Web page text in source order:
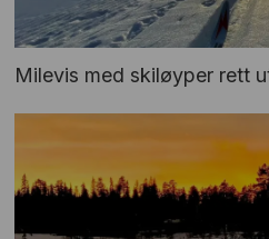
Milevis med skiløyper rett